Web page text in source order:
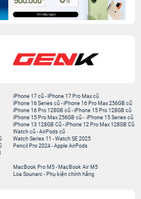
iPhone 17 cũ-iPhone 17 Pro Max cũ
iPhone 16 Series cũ- iPhone 16 Pro Max 256GB cũ
iPhone 16 Pro 128GB cũ-iPhone 15 Pro 128GB cũ
iPhone 15 Pro Max 256GB cũ- iPhone 15 Series cũ
iPhone 13 128GB Cũ-iPhone 12 Pro Max 128GB Cũ
Watch cũ-AirPods cũ
Watch Series 11 -Watch SE 2025
Pencil Pro 2024-Apple AirPods
MacBook Pro M5- MacBook Air M5
Loa Sounarc- Phụ kiện chính hãng